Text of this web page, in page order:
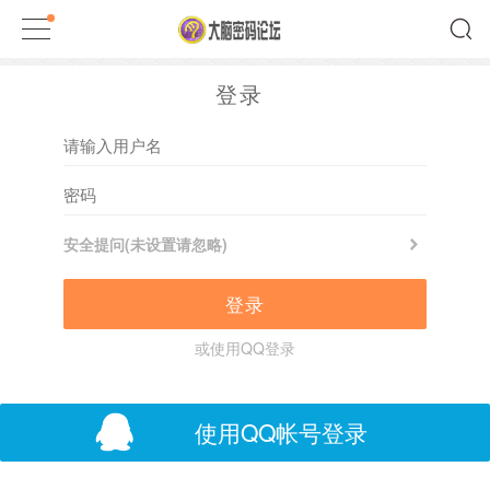
登录
安全提问(未设置请忽略)
登录
或使用QQ登录
使用QQ帐号登录